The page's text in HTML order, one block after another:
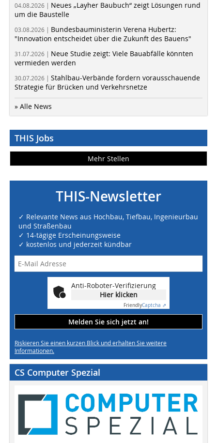
04.08.2026 | Neues „Layher Baubuch“ zeigt Lösungen rund
um die Baustelle
03.08.2026 | Bundesbauministerin Verena Hubertz:
"Innovation entscheidet über die Zukunft des Bauens"
31.07.2026 | Neue Studie zeigt: Viele Bauabfälle könnten
vermieden werden
30.07.2026 | Stahlbau-Verbände fordern vorausschauende
Strategie für Brücken und Verkehrsnetze
» Alle News
THIS Jobs
Mehr Stellen
THIS-Newsletter
✓ Relevante News aus Hochbau, Tiefbau, Ingenieurbau
und Straßenbau
✓ 14-tägige Erscheinungsweise
✓ kostenlos und jederzeit kündbar
Anti-Roboter-Verifizierung
Hier klicken
FriendlyCaptcha ⇗
Melden Sie sich jetzt an!
Riskieren Sie einen kurzen Blick und erhalten Sie weitere
Informationen.
CS Computer Spezial